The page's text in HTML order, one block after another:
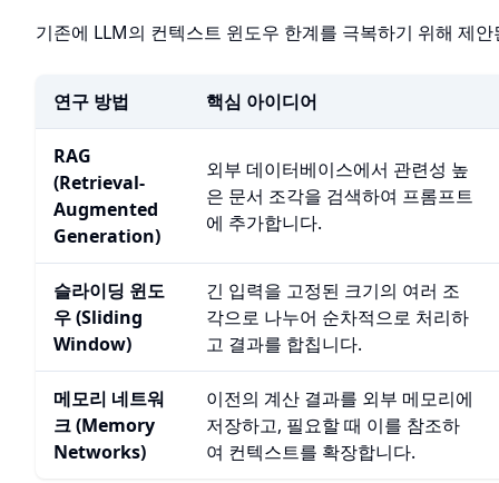
기존에 LLM의 컨텍스트 윈도우 한계를 극복하기 위해 제
연구 방법 핵심 아이디어
RAG
(Retrieval-
Augmented
Generation)
외부 데이터베이스에서 관련성 높
은 문서 조각을 검색하여 프롬프트
에 추가합니다.
슬라이딩 윈도
우 (Sliding
Window)
긴 입력을 고정된 크기의 여러 조
각으로 나누어 순차적으로 처리하
고 결과를 합칩니다.
메모리 네트워
크 (Memory
Networks)
이전의 계산 결과를 외부 메모리에
저장하고, 필요할 때 이를 참조하
여 컨텍스트를 확장합니다.